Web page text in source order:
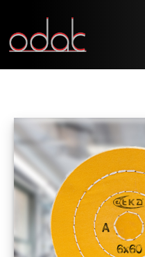
KURUMSAL
MARKALAR
ÜRETİM
DUYURULAR